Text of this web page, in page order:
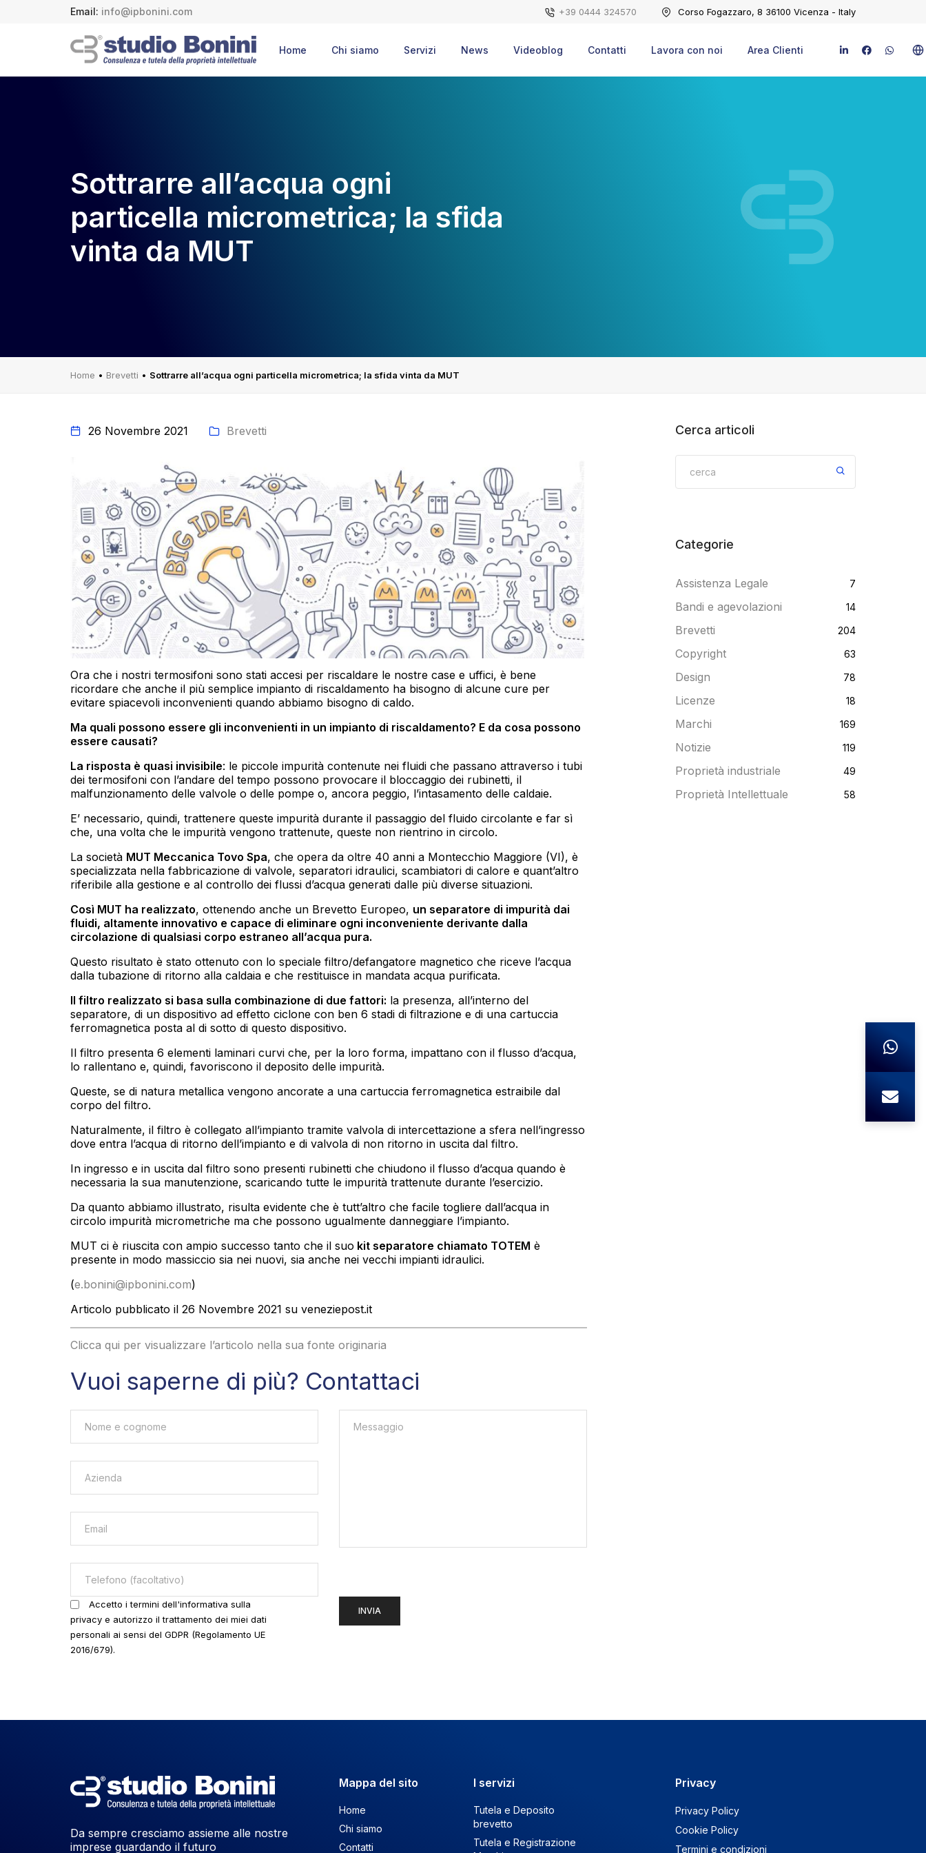
Email: info@ipbonini.com +39 0444 324570 Corso Fogazzaro, 8 36100 Vicenza - Italy
Home Chi siamo Servizi News Videoblog Contatti Lavora con noi Area Clienti
Sottrarre all’acqua ogni
particella micrometrica; la sfida
vinta da MUT
Home • Brevetti • Sottrarre all’acqua ogni particella micrometrica; la sfida vinta da MUT
26 Novembre 2021 Brevetti
Ora che i nostri termosifoni sono stati accesi per riscaldare le nostre case e uffici, è bene
ricordare che anche il più semplice impianto di riscaldamento ha bisogno di alcune cure per
evitare spiacevoli inconvenienti quando abbiamo bisogno di caldo.
Ma quali possono essere gli inconvenienti in un impianto di riscaldamento? E da cosa possono
essere causati?
La risposta è quasi invisibile: le piccole impurità contenute nei fluidi che passano attraverso i tubi
dei termosifoni con l’andare del tempo possono provocare il bloccaggio dei rubinetti, il
malfunzionamento delle valvole o delle pompe o, ancora peggio, l’intasamento delle caldaie.
E’ necessario, quindi, trattenere queste impurità durante il passaggio del fluido circolante e far sì
che, una volta che le impurità vengono trattenute, queste non rientrino in circolo.
La società MUT Meccanica Tovo Spa, che opera da oltre 40 anni a Montecchio Maggiore (VI), è
specializzata nella fabbricazione di valvole, separatori idraulici, scambiatori di calore e quant’altro
riferibile alla gestione e al controllo dei flussi d’acqua generati dalle più diverse situazioni.
Così MUT ha realizzato, ottenendo anche un Brevetto Europeo, un separatore di impurità dai
fluidi, altamente innovativo e capace di eliminare ogni inconveniente derivante dalla
circolazione di qualsiasi corpo estraneo all’acqua pura.
Questo risultato è stato ottenuto con lo speciale filtro/defangatore magnetico che riceve l’acqua
dalla tubazione di ritorno alla caldaia e che restituisce in mandata acqua purificata.
Il filtro realizzato si basa sulla combinazione di due fattori: la presenza, all’interno del
separatore, di un dispositivo ad effetto ciclone con ben 6 stadi di filtrazione e di una cartuccia
ferromagnetica posta al di sotto di questo dispositivo.
Il filtro presenta 6 elementi laminari curvi che, per la loro forma, impattano con il flusso d’acqua,
lo rallentano e, quindi, favoriscono il deposito delle impurità.
Queste, se di natura metallica vengono ancorate a una cartuccia ferromagnetica estraibile dal
corpo del filtro.
Naturalmente, il filtro è collegato all’impianto tramite valvola di intercettazione a sfera nell’ingresso
dove entra l’acqua di ritorno dell’impianto e di valvola di non ritorno in uscita dal filtro.
In ingresso e in uscita dal filtro sono presenti rubinetti che chiudono il flusso d’acqua quando è
necessaria la sua manutenzione, scaricando tutte le impurità trattenute durante l’esercizio.
Da quanto abbiamo illustrato, risulta evidente che è tutt’altro che facile togliere dall’acqua in
circolo impurità micrometriche ma che possono ugualmente danneggiare l’impianto.
MUT ci è riuscita con ampio successo tanto che il suo kit separatore chiamato TOTEM è
presente in modo massiccio sia nei nuovi, sia anche nei vecchi impianti idraulici.
(e.bonini@ipbonini.com)
Articolo pubblicato il 26 Novembre 2021 su veneziepost.it
Clicca qui per visualizzare l’articolo nella sua fonte originaria
Vuoi saperne di più? Contattaci
Accetto i termini dell'informativa sulla
privacy e autorizzo il trattamento dei miei dati
personali ai sensi del GDPR (Regolamento UE
2016/679).
Cerca articoli
Categorie
Assistenza Legale 7
Bandi e agevolazioni 14
Brevetti 204
Copyright 63
Design 78
Licenze 18
Marchi 169
Notizie 119
Proprietà industriale 49
Proprietà Intellettuale 58
Da sempre cresciamo assieme alle nostre
imprese guardando il futuro
Mappa del sito
Home
Chi siamo
Contatti
I servizi
Tutela e Deposito
brevetto
Tutela e Registrazione
Privacy
Privacy Policy
Cookie Policy
Termini e condizioni